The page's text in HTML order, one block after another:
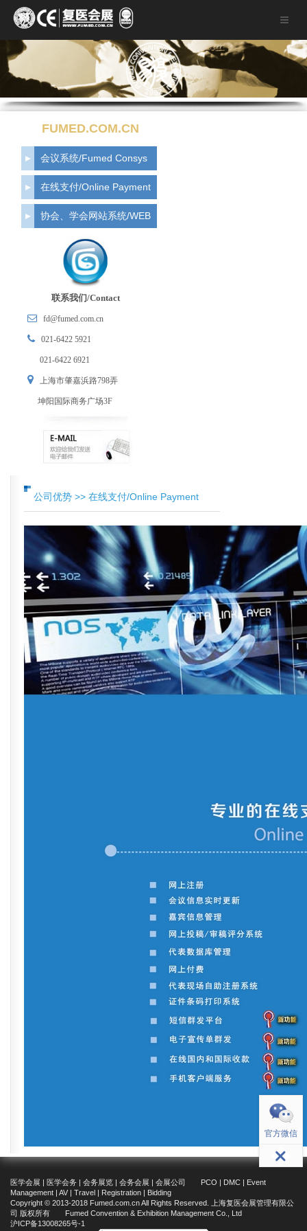
FUMED.COM.CN
会议系统/Fumed Consys
在线支付/Online Payment
协会、学会网站系统/WEB
联系我们/Contact
fd@fumed.com.cn
021-6422 5921
021-6422 6921
上海市肇嘉浜路798弄
坤阳国际商务广场3F
公司优势 >> 在线支付/Online Payment
医学会展 | 医学会务 | 会务展览 | 会务会展 | 会展公司 PCO | DMC | Event
Management | AV | Travel | Registration | Bidding
Copyright © 2013-2018 Fumed.com.cn All Rights Reserved. 上海复医会展管理有限公
司 版权所有 Fumed Convention & Exhibition Management Co., Ltd
沪ICP备13008265号-1
返回顶部
官方微信